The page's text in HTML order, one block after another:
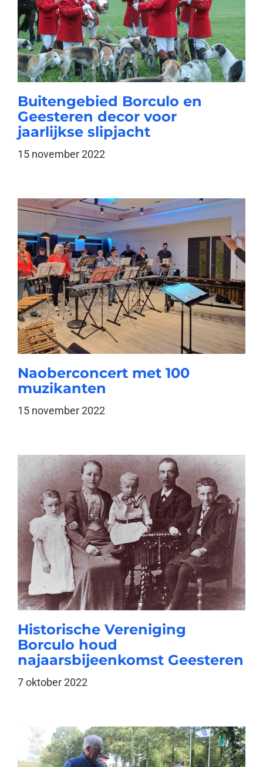
Buitengebied Borculo en
Geesteren decor voor
jaarlijkse slipjacht
15 november 2022
Naoberconcert met 100
muzikanten
15 november 2022
Historische Vereniging
Borculo houd
najaarsbijeenkomst Geesteren
7 oktober 2022